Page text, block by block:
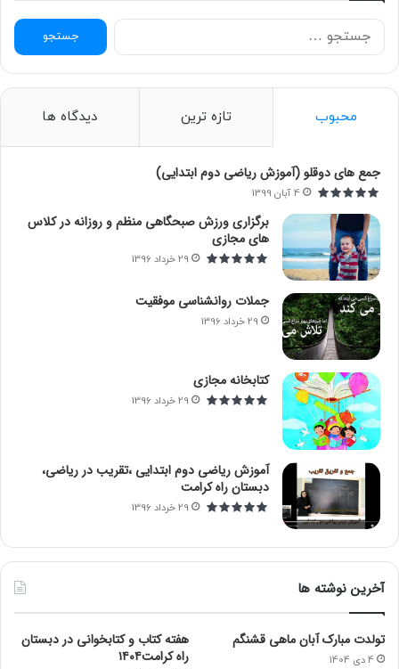
ج
س
ج
محبوب تازه ترین دیدگاه ها
جمع های دوقلو (آموزش ریاضی دوم ابتدایی)
4 آبان 1399
برگزاری ورزش صبحگاهی منظم و روزانه در کلاس
های مجازی
29 خرداد 1396
جملات روانشناسی موفقیت
29 خرداد 1396
کتابخانه مجازی
29 خرداد 1396
آموزش ریاضی دوم ابتدایی ،تقریب در ریاضی،
دبستان راه کرامت
29 خرداد 1396
آخرین نوشته ها
تولدت مبارک آبان ماهی قشنگم
4 دی 1404
هفته کتاب و کتابخوانی در دبستان
راه کرامت۱۴۰۴